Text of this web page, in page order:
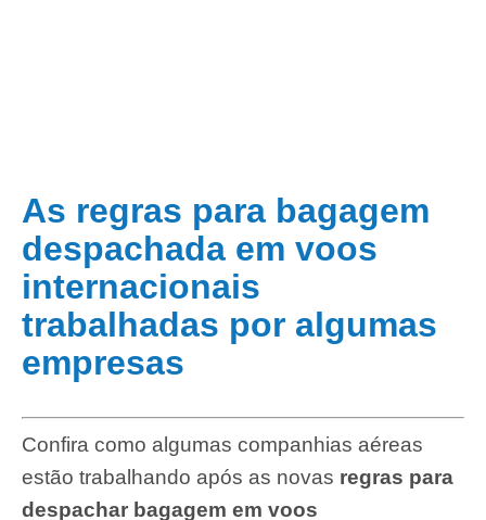
As regras para bagagem
despachada em voos
internacionais
trabalhadas por algumas
empresas
Confira como algumas companhias aéreas
estão trabalhando após as novas regras para
despachar bagagem em voos